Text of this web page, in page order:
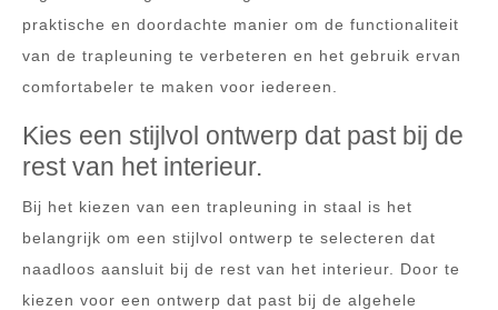
praktische en doordachte manier om de functionaliteit
van de trapleuning te verbeteren en het gebruik ervan
comfortabeler te maken voor iedereen.
Kies een stijlvol ontwerp dat past bij de
rest van het interieur.
Bij het kiezen van een trapleuning in staal is het
belangrijk om een stijlvol ontwerp te selecteren dat
naadloos aansluit bij de rest van het interieur. Door te
kiezen voor een ontwerp dat past bij de algehele